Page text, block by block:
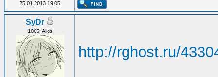
25.01.2013 19:05
SyDr
1065: Aika
http://rghost.ru/